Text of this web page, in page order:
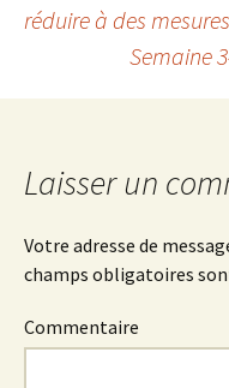
des
articles
réduire à des
Semaine
Laisser un
Votre adresse de
champs obligatoires
Commentaire